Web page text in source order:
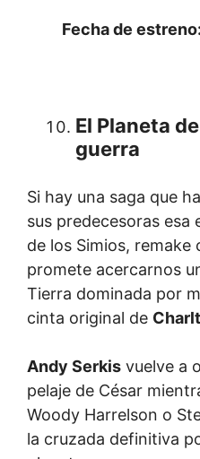
Fecha de estreno:
El Planeta
guerra
Si hay una saga que
sus predecesoras esa
de los Simios,
promete acercarnos
Tierra dominada por
cinta original de
Andy Serkis vuelve a
pelaje de César
Woody Harrelson o
la cruzada definitiva